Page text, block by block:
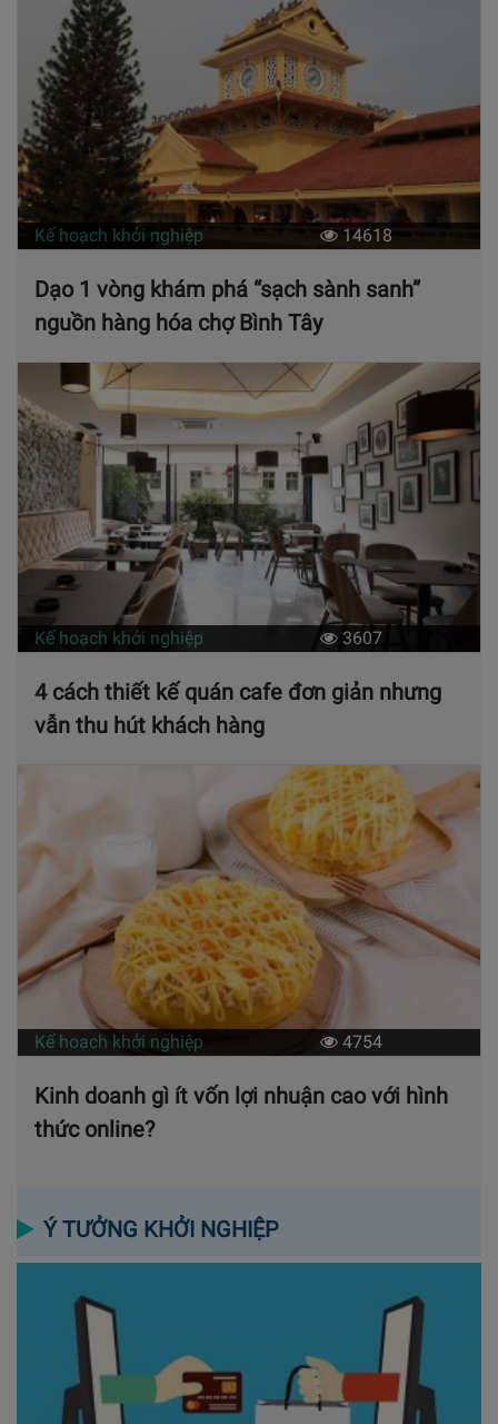
Kế hoạch khởi nghiệp 14618
Dạo 1 vòng khám phá “sạch sành sanh”
nguồn hàng hóa chợ Bình Tây
Kế hoạch khởi nghiệp 3607
4 cách thiết kế quán cafe đơn giản nhưng
vẫn thu hút khách hàng
Kế hoạch khởi nghiệp 4754
Kinh doanh gì ít vốn lợi nhuận cao với hình
thức online?
Ý TƯỞNG KHỞI NGHIỆP